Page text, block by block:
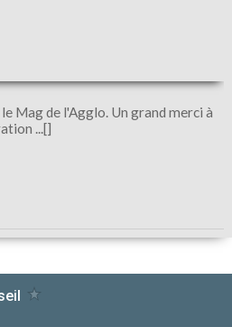
Mag de l'Agglo. Un grand merci à
...[]
à la Une !